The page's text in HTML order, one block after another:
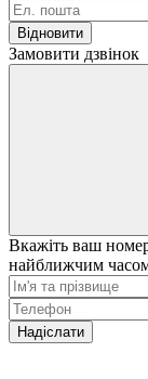
Відновити
Замовити дзвінок
Вкажіть ваш
найближчим
Надіслати